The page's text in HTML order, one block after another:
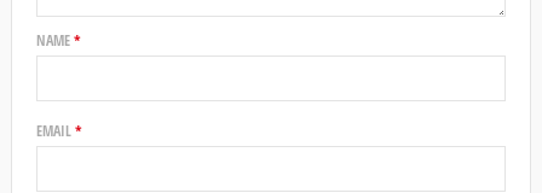
NAME*
EMAIL*